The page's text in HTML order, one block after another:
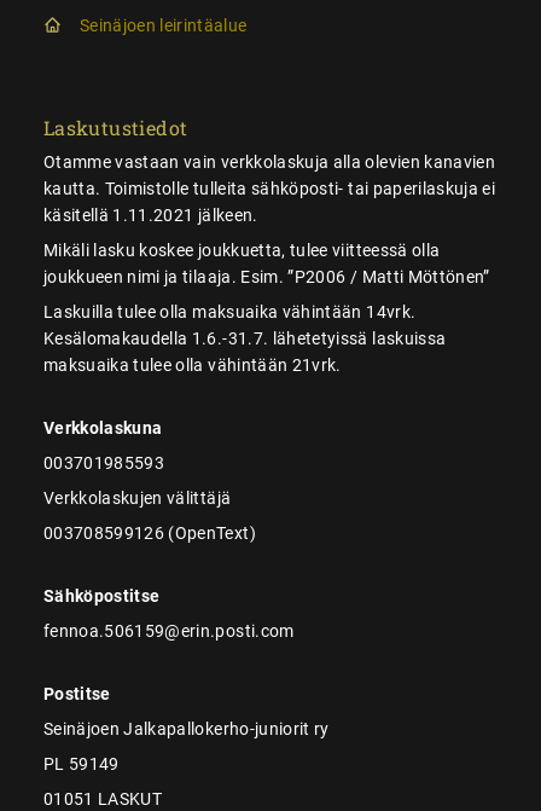
Seinäjoen leirintäalue
Laskutustiedot
Otamme vastaan vain verkkolaskuja alla olevien kanavien
kautta. Toimistolle tulleita sähköposti- tai paperilaskuja ei
käsitellä 1.11.2021 jälkeen.
Mikäli lasku koskee joukkuetta, tulee viitteessä olla
joukkueen nimi ja tilaaja. Esim. ”P2006 / Matti Möttönen”
Laskuilla tulee olla maksuaika vähintään 14vrk.
Kesälomakaudella 1.6.-31.7. lähetetyissä laskuissa
maksuaika tulee olla vähintään 21vrk.
Verkkolaskuna
003701985593
Verkkolaskujen välittäjä
003708599126 (OpenText)
Sähköpostitse
fennoa.506159@erin.posti.com
Postitse
Seinäjoen Jalkapallokerho-juniorit ry
PL 59149
01051 LASKUT